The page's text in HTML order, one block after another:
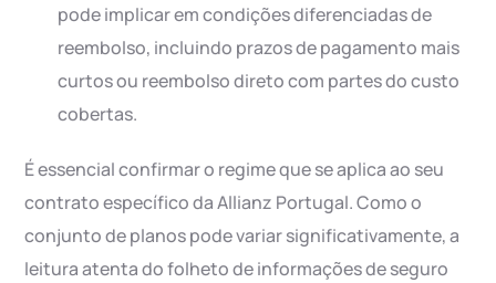
pode implicar em condições diferenciadas de
reembolso, incluindo prazos de pagamento mais
curtos ou reembolso direto com partes do custo
cobertas.
É essencial confirmar o regime que se aplica ao seu
contrato específico da Allianz Portugal. Como o
conjunto de planos pode variar significativamente, a
leitura atenta do folheto de informações de seguro